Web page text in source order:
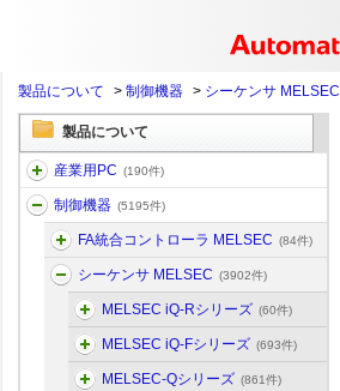
製品について > 制御機器 > シーケンサ MELSEC
製品について
産業用PC (190件)
制御機器 (5195件)
FA統合コントローラ MELSEC (84件)
シーケンサ MELSEC (3902件)
MELSEC iQ-Rシリーズ (60件)
MELSEC iQ-Fシリーズ (693件)
MELSEC-Qシリーズ (861件)